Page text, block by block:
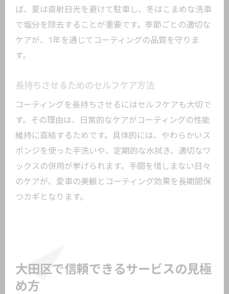
ば、夏は直射日光を避けて駐車し、冬はこまめな洗車
で塩分を除去することが重要です。季節ごとの適切な
ケアが、1年を通じてコーティングの品質を守りま
す。
長持ちさせるためのセルフケア方法
コーティングを長持ちさせるにはセルフケアも大切で
す。その理由は、日常的なケアがコーティングの性能
維持に直結するためです。具体的には、やわらかいス
ポンジを使った手洗いや、定期的な水拭き、適切なワ
ックスの併用が挙げられます。手間を惜しまない日々
のケアが、愛車の美観とコーティング効果を長期間保
つカギとなります。
大田区で信頼できるサービスの見極
め方